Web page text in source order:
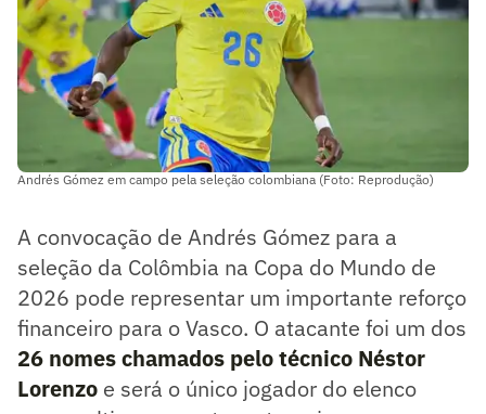
Andrés Gómez em campo pela seleção colombiana (Foto: Reprodução)
A convocação de Andrés Gómez para a
seleção da Colômbia na Copa do Mundo de
2026 pode representar um importante reforço
financeiro para o Vasco. O atacante foi um dos
26 nomes chamados pelo técnico Néstor
Lorenzo e será o único jogador do elenco